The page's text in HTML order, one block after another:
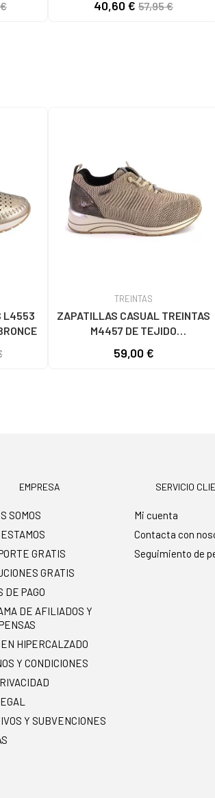
BLANCO
40,60 € 57,95 €
L4553
TREINTAS
ZAPATILLAS CASUAL TREINTAS
M4457 DE TEJIDO
ARENA
59,00 €
EMPRESA
SOMOS
GRATIS
GRATIS
DE PAGO
DE AFILIADOS Y
HIPERCALZADO
Y CONDICIONES
Y SUBVENCIONES
SERVICIO
Mi cuenta
Contacta con
Seguimiento de